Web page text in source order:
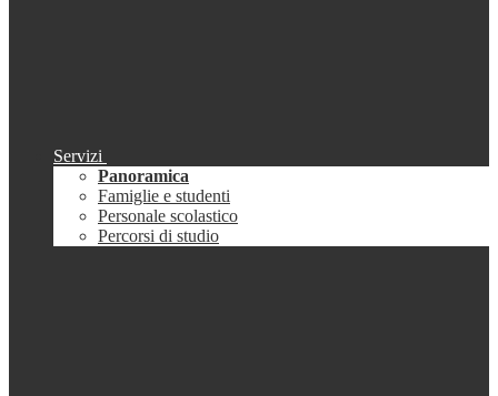
Servizi
Panoramica
Famiglie e studenti
Personale scolastico
Percorsi di studio